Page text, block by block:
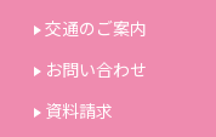
交通のご案内
お問い合わせ
資料請求